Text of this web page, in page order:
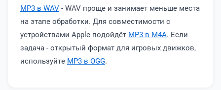
MP3 в WAV - WAV проще и занимает меньше места
на этапе обработки. Для совместимости с
устройствами Apple подойдёт MP3 в M4A. Если
задача - открытый формат для игровых движков,
используйте MP3 в OGG.